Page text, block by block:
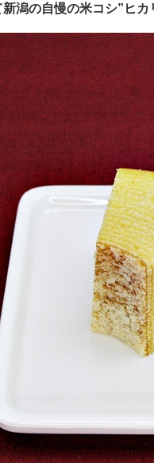
新潟の自慢の米コシ”ヒカ